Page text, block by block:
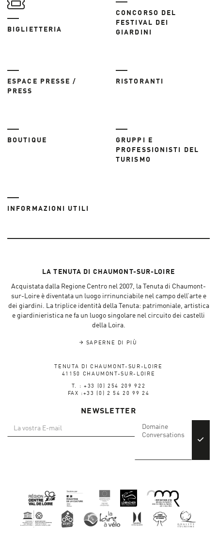
BIGLIETTERIA
CONCORSO DEL
FESTIVAL DEI
GIARDINI
ESPACE PRESSE /
PRESS
RISTORANTI
BOUTIQUE
GRUPPI E
PROFESSIONISTI DEL
TURISMO
INFORMAZIONI UTILI
LA TENUTA DI CHAUMONT-SUR-LOIRE
Acquistata dalla Regione Centro nel 2007, la Tenuta di Chaumont-
sur-Loire è diventata un luogo irrinunciabile nel campo dell’arte e
dei giardini. La triplice identità della Tenuta: patrimoniale, artistica
e giardinieristica ne fa un luogo singolare nel circuito dei castelli
della Loira.
SAPERNE DI PIÙ
TENUTA DI CHAUMONT-SUR-LOIRE
41150 CHAUMONT-SUR-LOIRE
T. : +33 (0) 254 209 922
FAX :+33 (0) 2 54 20 99 24
NEWSLETTER